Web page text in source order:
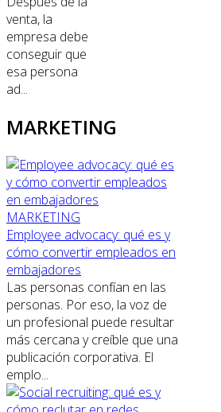
venta, la
empresa debe
conseguir que
esa persona
ad...
MARKETING
MARKETING
Employee advocacy: qué es y
cómo convertir empleados en
embajadores
Las personas confían en las
personas. Por eso, la voz de
un profesional puede resultar
más cercana y creíble que una
publicación corporativa. El
emplo...